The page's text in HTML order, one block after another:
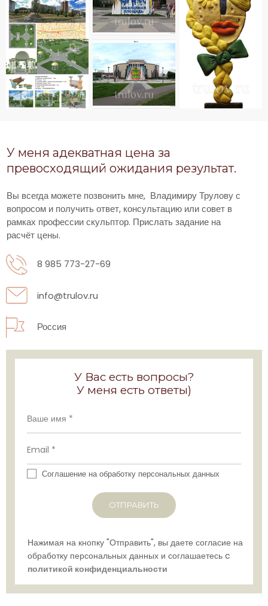
У меня адекватная цена за
превосходящий ожидания результат.
Вы всегда можете позвонить мне, Владимиру Трулову с
вопросом и получить ответ, консультацию или совет в
рамках профессии скульптор. Прислать задание на
расчёт цены.
8 985 773-27-69
info@trulov.ru
Россия
У Вас есть вопросы?
У меня есть ответы)
Соглашение на обработку персональных данных
ОТПРАВИТЬ
Нажимая на кнопку "Отправить", вы даете согласие на
обработку персональных данных и соглашаетесь c
политикой конфиденциальности